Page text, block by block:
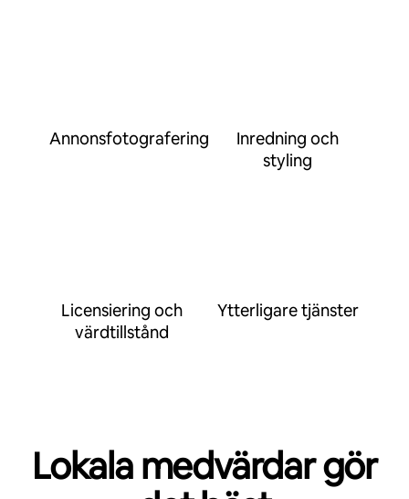
Annonsfotografering
Inredning och
styling
Licensiering och
värdtillstånd
Ytterligare tjänster
Lokala medvärdar gör